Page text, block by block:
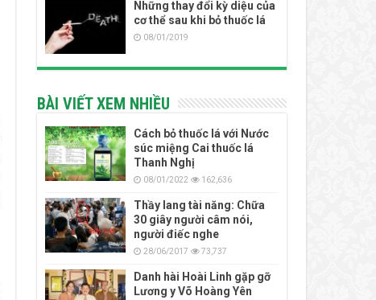
Những thay đổi kỳ diệu của
cơ thể sau khi bỏ thuốc lá
08/01/2019
BÀI VIẾT XEM NHIỀU
Cách bỏ thuốc lá với Nước
súc miệng Cai thuốc lá
Thanh Nghị
08/01/2022 162,636
Thầy lang tài năng: Chữa
30 giây người câm nói,
người điếc nghe
28/06/2017 73,737
Danh hài Hoài Linh gặp gỡ
Lương y Võ Hoàng Yên